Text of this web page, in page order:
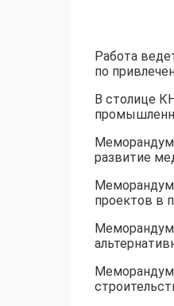
Работа
по
В столице
Меморандум
развитие
Меморандум
проектов в
Меморандум
Меморандум